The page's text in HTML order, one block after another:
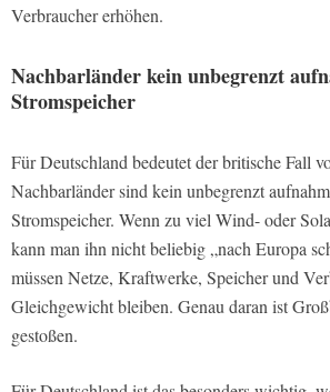
Verbraucher erhöhen.
Nachbarländer kein unbegrenzt
Stromspeicher
Für Deutschland bedeutet der britische Fall
Nachbarländer sind kein unbegrenzt
Stromspeicher. Wenn zu viel Wind- oder
kann man ihn nicht beliebig „nach Europa
müssen Netze, Kraftwerke, Speicher und
Gleichgewicht bleiben. Genau daran ist
gestoßen.